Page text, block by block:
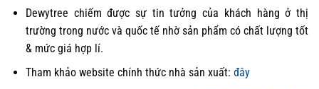
Dewytree chiếm được sự tin tưởng của khách hàng ở thị
trường trong nước và quốc tế nhờ sản phẩm có chất lượng tốt
& mức giá hợp lí.
Tham khảo website chính thức nhà sản xuất: đây